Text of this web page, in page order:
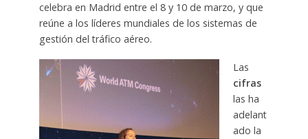
celebra en Madrid entre el 8 y 10 de marzo, y que
reúne a los líderes mundiales de los sistemas de
gestión del tráfico aéreo.
Las
cifras
las ha
adelant
ado la